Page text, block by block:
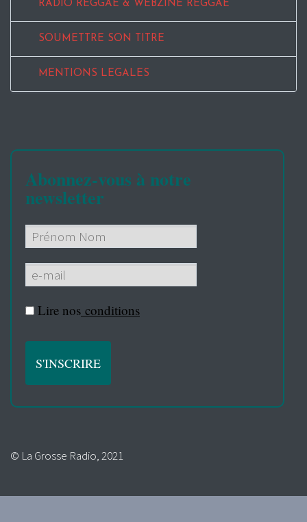
RADIO REGGAE & WEBZINE REGGAE
SOUMETTRE SON TITRE
MENTIONS LEGALES
Abonnez-vous à notre
newsletter
Lire nos conditions
© La Grosse Radio, 2021